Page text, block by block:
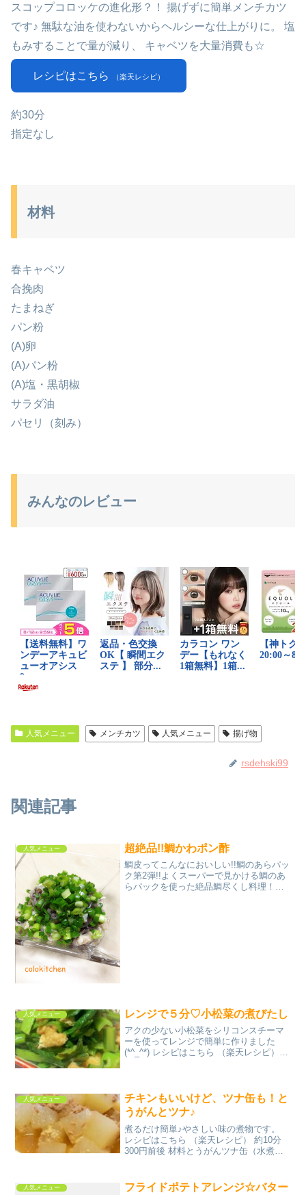
スコップコロッケの進化形？！ 揚げずに簡単メンチカツ
です♪ 無駄な油を使わないからヘルシーな仕上がりに。 塩
もみすることで量が減り、 キャベツを大量消費も☆
レシピはこちら （楽天レシピ）
約30分
指定なし
材料
春キャベツ
合挽肉
たまねぎ
パン粉
(A)卵
(A)パン粉
(A)塩・黒胡椒
サラダ油
パセリ（刻み）
みんなのレビュー
人気メニュー メンチカツ 人気メニュー 揚げ物
rsdehski99
関連記事
人気メニュー 超絶品!!鯛かわポン酢
鯛皮ってこんなにおいしい!!鯛のあらパッ
ク第2弾!!よくスーパーで見かける鯛のあ
らパックを使った絶品鯛尽くし料理！！
人気メニュー レンジで５分♡小松菜の煮びたし
アクの少ない小松菜をシリコンスチーマ
ーを使ってレンジで簡単に作りました
(*^_^*) レシピはこちら （楽天レシピ）
人気メニュー
チキンもいいけど、ツナ缶も！と
うがんとツナ♪
煮るだけ簡単♪やさしい味の煮物です。
レシピはこちら （楽天レシピ） 約10分
300円前後 材料とうがんツナ缶（水煮
人気メニュー
フライドポテトアレンジ☆バター